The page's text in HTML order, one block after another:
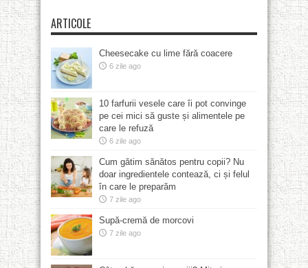
ARTICOLE
Cheesecake cu lime fără coacere
6 zile ago
10 farfurii vesele care îi pot convinge
pe cei mici să guste și alimentele pe
care le refuză
6 zile ago
Cum gătim sănătos pentru copii? Nu
doar ingredientele contează, ci și felul
în care le preparăm
7 zile ago
Supă-cremă de morcovi
7 zile ago